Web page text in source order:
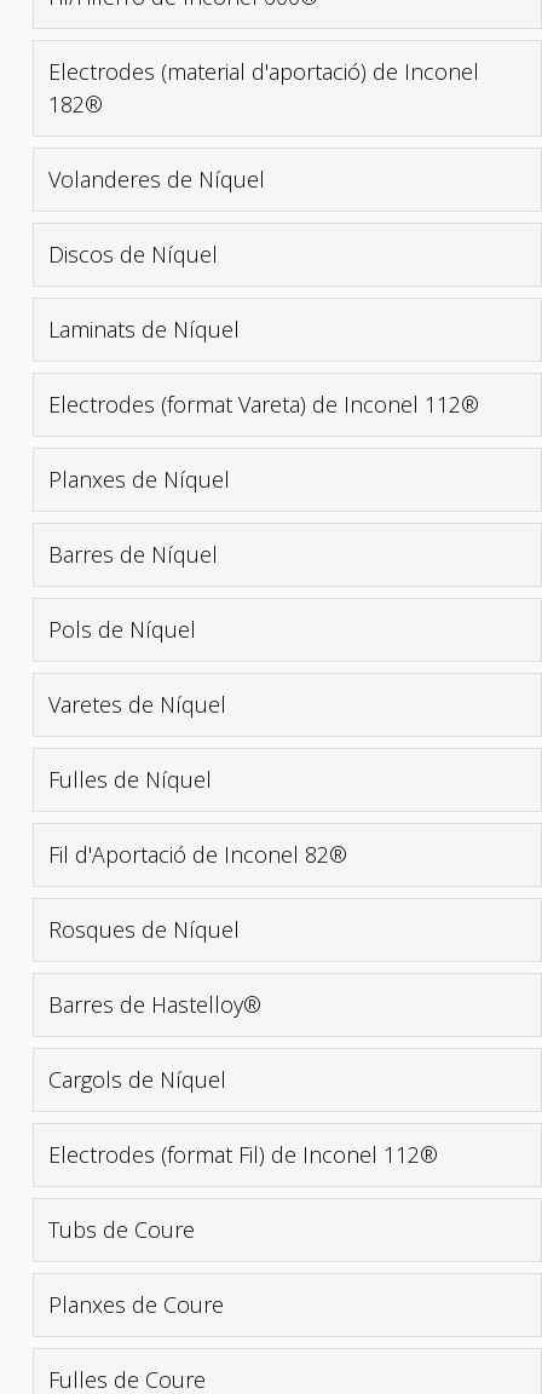
Electrodes (material d'aportació) de Inconel
182®
Volanderes de Níquel
Discos de Níquel
Laminats de Níquel
Electrodes (format Vareta) de Inconel 112®
Planxes de Níquel
Barres de Níquel
Pols de Níquel
Varetes de Níquel
Fulles de Níquel
Fil d'Aportació de Inconel 82®
Rosques de Níquel
Barres de Hastelloy®
Cargols de Níquel
Electrodes (format Fil) de Inconel 112®
Tubs de Coure
Planxes de Coure
Fulles de Coure